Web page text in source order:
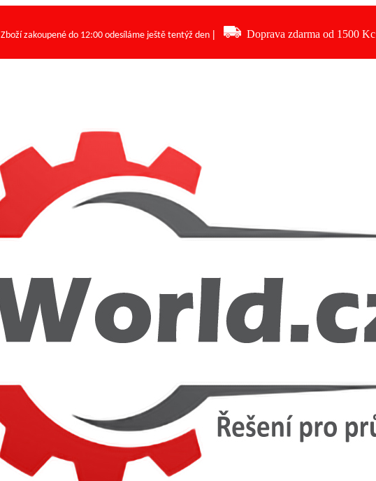
Zboží zakoupené do 12:00 odesíláme ještě tentýž den | Doprava zdarma od 1500 Kc